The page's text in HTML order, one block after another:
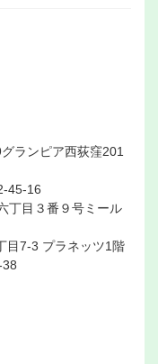
ランピア西荻窪201
45-16
丁目３番９号ミール
目7-3 プラネッツ1階